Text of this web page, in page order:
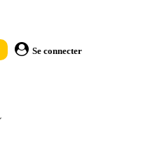
Se connecter